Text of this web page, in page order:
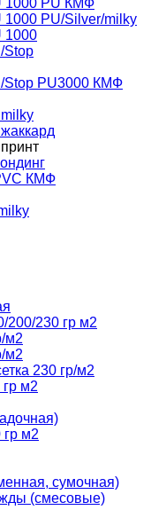
1000 PU КМФ
1000 PU/Silver/milky
1000
Stop
Stop PU3000 КМФ
КМФ
200/230 гр м2
м2
м2
230 гр/м2
гр м2
гр м2
сумочная)
(смесовые)